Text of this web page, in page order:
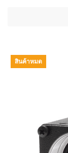
สินค้าหมด